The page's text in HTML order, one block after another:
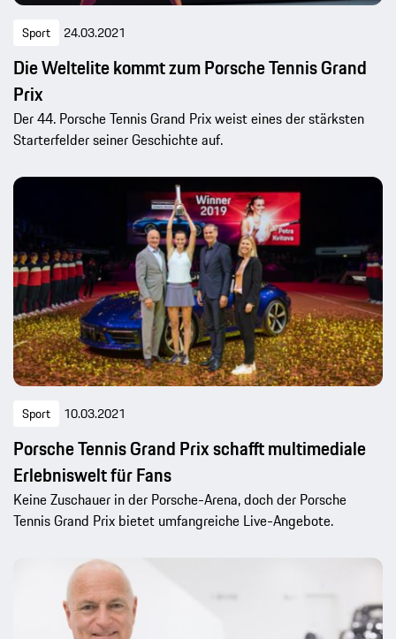
Sport 24.03.2021
Die Weltelite kommt zum Porsche Tennis Grand
Prix
Der 44. Porsche Tennis Grand Prix weist eines der stärksten
Starterfelder seiner Geschichte auf.
Sport 10.03.2021
Porsche Tennis Grand Prix schafft multimediale
Erlebniswelt für Fans
Keine Zuschauer in der Porsche-Arena, doch der Porsche
Tennis Grand Prix bietet umfangreiche Live-Angebote.